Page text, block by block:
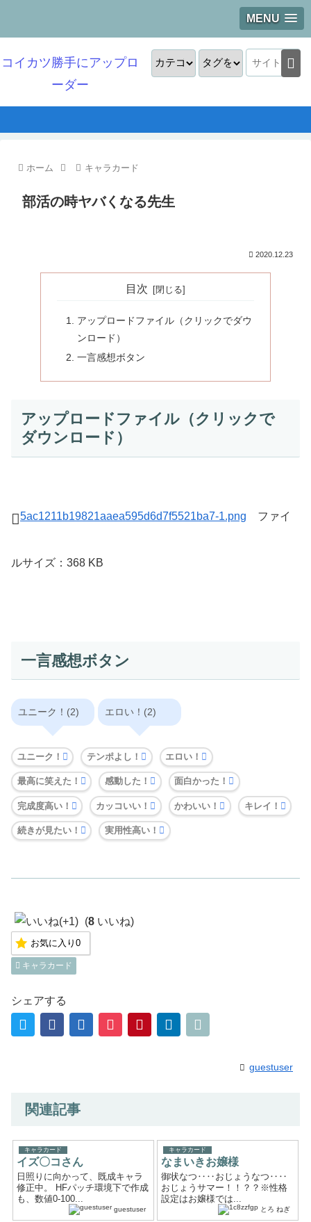
MENU
コイカツ勝手にアップロ
ーダー
ホーム キャラカード
部活の時ヤバくなる先生
2020.12.23
目次
アップロードファイル（クリックでダウ
ンロード）
一言感想ボタン
アップロードファイル（クリックで
ダウンロード）
5ac1211b19821aaea595d6d7f5521ba7-1.png ファイ
ルサイズ：368 KB
一言感想ボタン
ユニーク！(2) エロい！(2)
ユニーク！ テンポよし！ エロい！
最高に笑えた！ 感動した！ 面白かった！
完成度高い！ カッコいい！ かわいい！ キレイ！
続きが見たい！ 実用性高い！
(8 いいね)
お気に入り 0
キャラカード
シェアする
guestuser
関連記事
キャラカード
イズ〇コさん
日照りに向かって、既成キャラ
修正中。 HFパッチ環境下で作成
も、数値0-100...
guestuser
キャラカード
なまいきお嬢様
御状なつ‥‥おじょうなつ‥‥
おじょうサマー！！？？※性格
設定はお嬢様では...
とろ ねぎ